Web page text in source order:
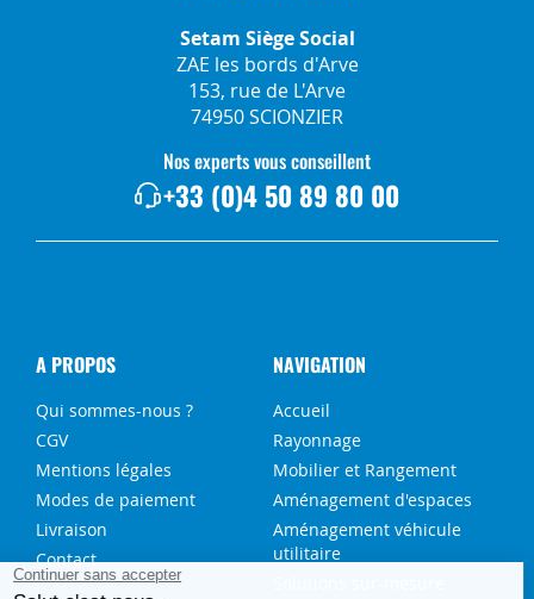
Setam Siège Social
ZAE les bords d'Arve
153, rue de L'Arve
74950 SCIONZIER
Nos experts vous conseillent
+33 (0)4 50 89 80 00
A PROPOS
Qui sommes-nous ?
CGV
Mentions légales
Modes de paiement
Livraison
Contact
NAVIGATION
Accueil
Rayonnage
Mobilier et Rangement
Aménagement d'espaces
Aménagement véhicule
utilitaire